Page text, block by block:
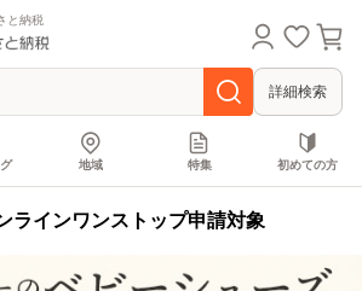
と納税
詳細検索
地域 特集 初めての方
ラインワンストップ申請対象